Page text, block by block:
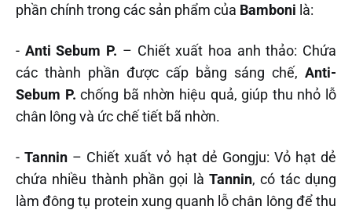
phần chính trong các sản phẩm của Bamboni là:
- Anti Sebum P. – Chiết xuất hoa anh thảo: Chứa
các thành phần được cấp bằng sáng chế, Anti-
Sebum P. chống bã nhờn hiệu quả, giúp thu nhỏ lỗ
chân lông và ức chế tiết bã nhờn.
-Tannin – Chiết xuất vỏ hạt dẻ Gongju: Vỏ hạt dẻ
chứa nhiều thành phần gọi là Tannin, có tác dụng
làm đông tụ protein xung quanh lỗ chân lông để thu